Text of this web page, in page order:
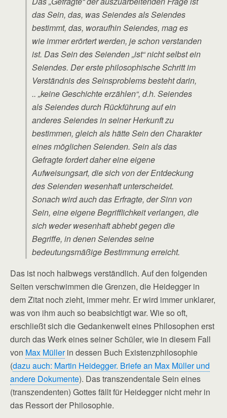
das Sein, das, was Seiendes als Seiendes
bestimmt, das, woraufhin Seiendes, mag es
wie immer erörtert werden, je schon verstanden
ist. Das Sein des Seienden „ist“ nicht selbst ein
Seiendes. Der erste philosophische Schritt im
Verständnis des Seinsproblems besteht darin,
.. „keine Geschichte erzählen“, d.h. Seiendes
als Seiendes durch Rückführung auf ein
anderes Seiendes in seiner Herkunft zu
bestimmen, gleich als hätte Sein den Charakter
eines möglichen Seienden. Sein als das
Gefragte fordert daher eine eigene
Aufweisungsart, die sich von der Entdeckung
des Seienden wesenhaft unterscheidet.
Sonach wird auch das Erfragte, der Sinn von
Sein, eine eigene Begrifflichkeit verlangen, die
sich weder wesenhaft abhebt gegen die
Begriffe, in denen Seiendes seine
bedeutungsmäßige Bestimmung erreicht.
Das ist noch halbwegs verständlich. Auf den folgenden
Seiten verschwimmen die Grenzen, die Heidegger in
dem Zitat noch zieht, immer mehr. Er wird immer unklarer,
was von ihm auch so beabsichtigt war. Wie so oft,
erschließt sich die Gedankenwelt eines Philosophen erst
durch das Werk eines seiner Schüler, wie in diesem Fall
von Max Müllerin dessen Buch Existenzphilosophie
(dazu auch: Martin Heidegger. Briefe an Max Müller und
andere Dokumente). Das transzendentale Sein eines
(transzendenten) Gottes fällt für Heidegger nicht mehr in
das Ressort der Philosophie.